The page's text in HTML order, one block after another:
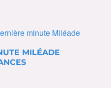
MILÉADE